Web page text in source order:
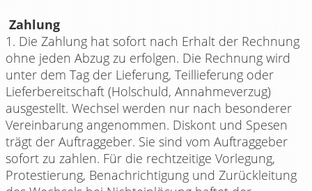
Zahlung
1. Die Zahlung hat sofort nach Erhalt der Rechnung
ohne jeden Abzug zu erfolgen. Die Rechnung wird
unter dem Tag der Lieferung, Teillieferung oder
Lieferbereitschaft (Holschuld, Annahmeverzug)
ausgestellt. Wechsel werden nur nach besonderer
Vereinbarung angenommen. Diskont und Spesen
trägt der Auftraggeber. Sie sind vom Auftraggeber
sofort zu zahlen. Für die rechtzeitige Vorlegung,
Protestierung, Benachrichtigung und Zurückleitung